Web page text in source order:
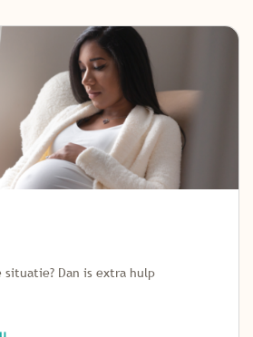
Dan is extra hulp